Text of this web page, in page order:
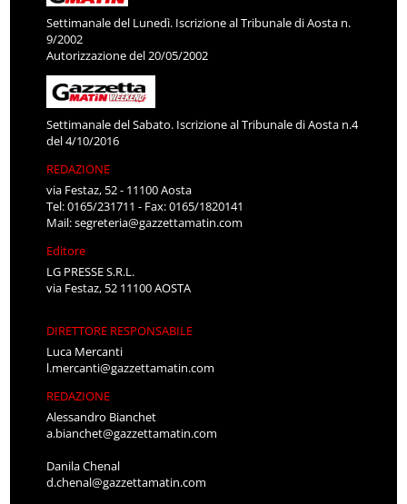
Settimanale del Lunedì. Iscrizione al Tribunale di Aosta n.
9/2002
Autorizzazione del 20/05/2002
Settimanale del Sabato. Iscrizione al Tribunale di Aosta n.4
del 4/10/2016
REDAZIONE
via Festaz, 52 - 11100 Aosta
Tel: 0165/231711 - Fax: 0165/1820141
Mail:segreteria@gazzettamatin.com
Editore
LG PRESSE S.R.L.
via Festaz, 52 11100 AOSTA
DIRETTORE RESPONSABILE
Luca Mercanti
l.mercanti@gazzettamatin.com
REDAZIONE
Alessandro Bianchet
a.bianchet@gazzettamatin.com
Danila Chenal
d.chenal@gazzettamatin.com